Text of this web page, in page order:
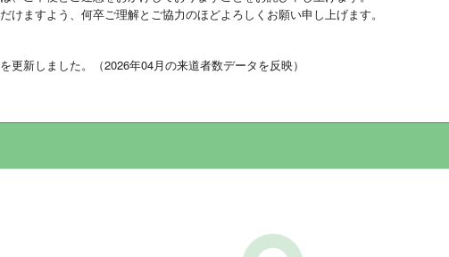
けますよう、何卒ご理解とご協力のほどよろしくお願い申し上げます。
更新しました。（2026年04月の来道者数データを反映）